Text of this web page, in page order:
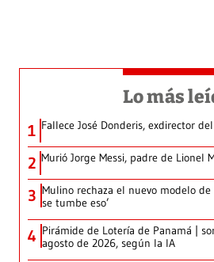
Lo más
1 Fallece José Donderis, exdirector
2 Murió Jorge Messi, padre de Lionel
3 Mulino rechaza el nuevo modelo de
se tumbe eso’
4 Pirámide de Lotería de Panamá |
agosto de 2026, según la IA